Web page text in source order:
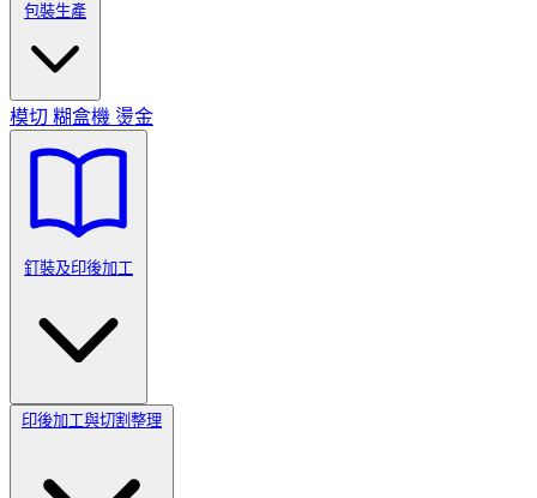
包裝生產
模切 糊盒機 燙金
釘裝及印後加工
印後加工與切割整理